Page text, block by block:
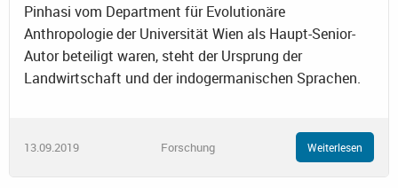
Pinhasi vom Department für Evolutionäre
Anthropologie der Universität Wien als Haupt-Senior-
Autor beteiligt waren, steht der Ursprung der
Landwirtschaft und der indogermanischen Sprachen.
13.09.2019 Forschung Weiterlesen